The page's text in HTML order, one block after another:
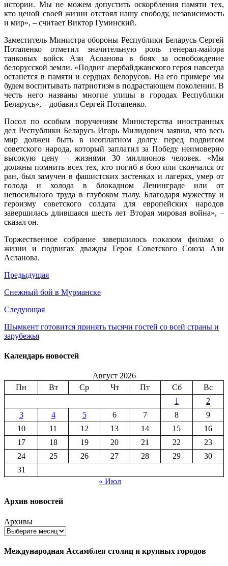
истории. Мы не можем допустить оскорбления памяти тех,
кто ценой своей жизни отстоял нашу свободу, независимость
и мир», – считает Виктор Гуминский.
Заместитель Министра обороны Республики Беларусь Сергей
Потапенко отметил значительную роль генерал-майора
танковых войск Ази Асланова в боях за освобождение
белорусской земли. «Подвиг азербайджанского героя навсегда
останется в памяти и сердцах белорусов. На его примере мы
будем воспитывать патриотизм в подрастающем поколении. В
честь него названы многие улицы в городах Республики
Беларусь», – добавил Сергей Потапенко.
Посол по особым поручениям Министерства иностранных
дел Республики Беларусь Игорь Милидович заявил, что весь
мир должен быть в неоплатном долгу перед подвигом
советского народа, который заплатил за Победу неимоверно
высокую цену – жизнями 30 миллионов человек. «Мы
должны помнить всех тех, кто погиб в бою или скончался от
ран, был замучен в фашистских застенках и лагерях, умер от
голода и холода в блокадном Ленинграде или от
непосильного труда в глубоком тылу. Благодаря мужеству и
героизму советского солдата для европейских народов
завершилась длившаяся шесть лет Вторая мировая война», –
сказал он.
Торжественное собрание завершилось показом фильма о
жизни и подвигах дважды Героя Советского Союза Ази
Асланова.
Предыдущая
Снежный бой в Мурманске
Следующая
Шымкент готовится принять тысячи гостей со всей страны и
зарубежья
Календарь новостей
Август 2026
Пн
Вт Ср Чт Пт Сб
Вс
1
2
3
4 5 6 7 8
9
10
11 12 13 14 15
16
17
18 19 20 21 22
23
24
25 26 27 28 29
30
31
« Июл
Архив новостей
Архивы
Международная Ассамблея столиц и крупных городов